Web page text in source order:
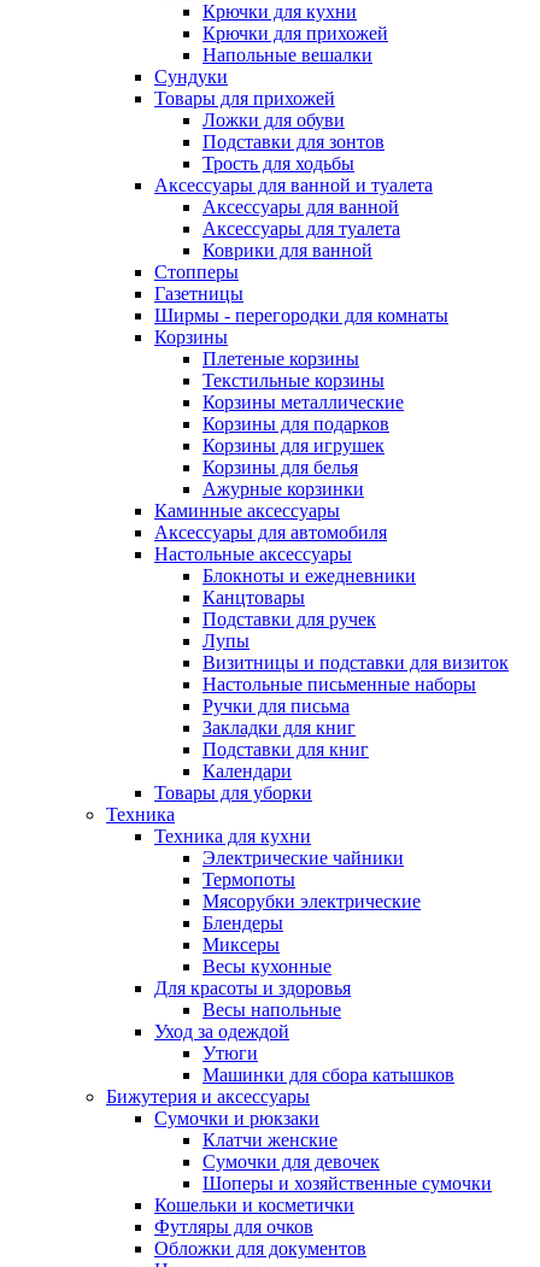
Крючки для кухни
Крючки для прихожей
Напольные вешалки
Сундуки
Товары для прихожей
Ложки для обуви
Подставки для зонтов
Трость для ходьбы
Аксессуары для ванной и туалета
Аксессуары для ванной
Аксессуары для туалета
Коврики для ванной
Стопперы
Газетницы
Ширмы - перегородки для комнаты
Корзины
Плетеные корзины
Текстильные корзины
Корзины металлические
Корзины для подарков
Корзины для игрушек
Корзины для белья
Ажурные корзинки
Каминные аксессуары
Аксессуары для автомобиля
Настольные аксессуары
Блокноты и ежедневники
Канцтовары
Подставки для ручек
Лупы
Визитницы и подставки для визиток
Настольные письменные наборы
Ручки для письма
Закладки для книг
Подставки для книг
Календари
Товары для уборки
Техника
Техника для кухни
Электрические чайники
Термопоты
Мясорубки электрические
Блендеры
Миксеры
Весы кухонные
Для красоты и здоровья
Весы напольные
Уход за одеждой
Утюги
Машинки для сбора катышков
Бижутерия и аксессуары
Сумочки и рюкзаки
Клатчи женские
Сумочки для девочек
Шоперы и хозяйственные сумочки
Кошельки и косметички
Футляры для очков
Обложки для документов